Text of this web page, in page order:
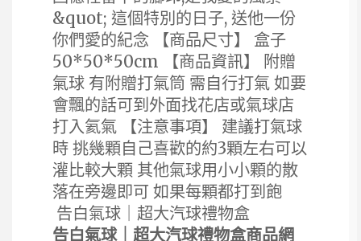
&quot; 這個特別的日子, 送他一份
你們愛的紀念 【商品尺寸】 盒子
50*50*50cm 【商品資訊】 附贈
氣球 有附贈打氣筒 需自行打氣 如要
會飄的話可到外面找花店或氣球店
打入氦氣 【注意事項】 建議打氣球
時 挑幾顆自己喜歡的約3顆左右可以
灌比較大顆 其他氣球用小小顆的散
落在旁邊即可 如果每顆都打到飽
告白氣球｜超大汽球禮物盒
告白氣球｜超大汽球禮物盒商品網